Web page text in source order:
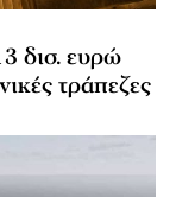
δισ. ευρώ
τράπεζες